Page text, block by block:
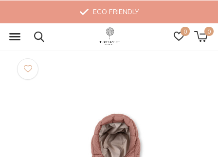
0 0
ECO FRIENDLY